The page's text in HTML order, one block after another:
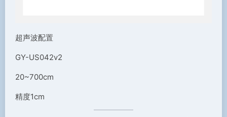
超声波配置
GY-US042v2
20~700cm
精度1cm